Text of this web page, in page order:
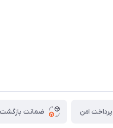
پرداخت امن ضمانت بازگشت